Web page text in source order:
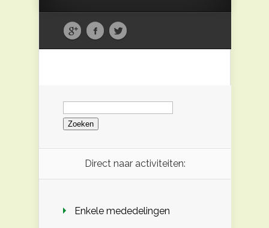
Zoeken
naar:
Direct naar activiteiten:
Enkele mededelingen